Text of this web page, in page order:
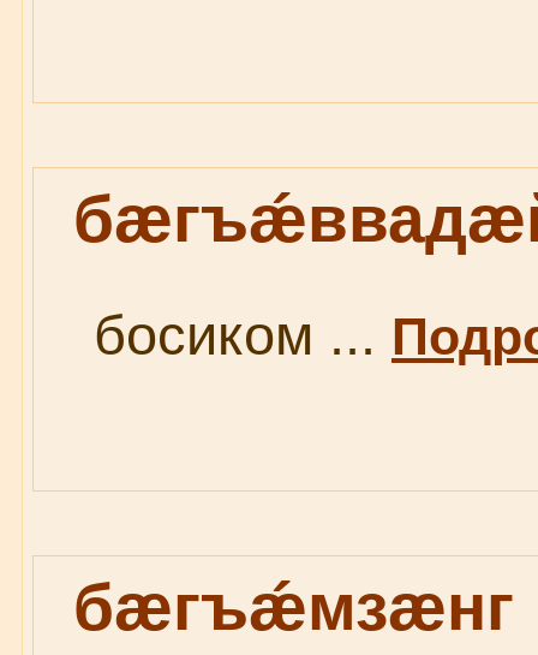
босиком ...
бæгъǽмзæнг